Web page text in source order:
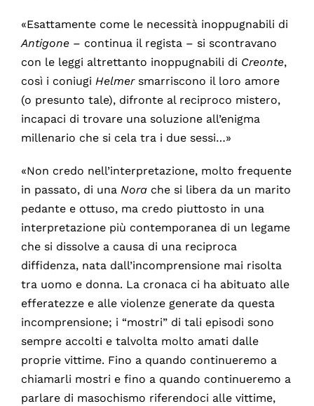
«Esattamente come le necessità inoppugnabili di
Antigone– continua il regista – si scontravano
con le leggi altrettanto inoppugnabili di Creonte,
così i coniugi Helmersmarriscono il loro amore
(o presunto tale), difronte al reciproco mistero,
incapaci di trovare una soluzione all’enigma
millenario che si cela tra i due sessi…»
«Non credo nell’interpretazione, molto frequente
in passato, di una Norache si libera da un marito
pedante e ottuso, ma credo piuttosto in una
interpretazione più contemporanea di un legame
che si dissolve a causa di una reciproca
diffidenza, nata dall’incomprensione mai risolta
tra uomo e donna. La cronaca ci ha abituato alle
efferatezze e alle violenze generate da questa
incomprensione; i “mostri” di tali episodi sono
sempre accolti e talvolta molto amati dalle
proprie vittime. Fino a quando continueremo a
chiamarli mostri e fino a quando continueremo a
parlare di masochismo riferendoci alle vittime,